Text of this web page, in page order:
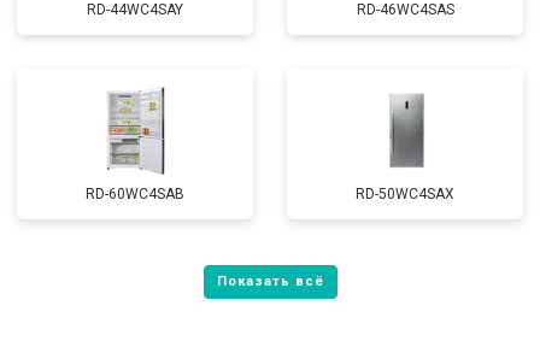
RD-44WC4SAY RD-46WC4SAS
RD-60WC4SAB RD-50WC4SAX